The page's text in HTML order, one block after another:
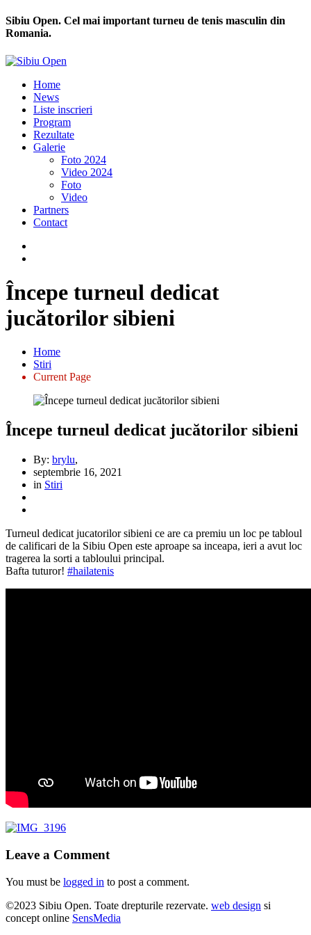
Sibiu Open. Cel mai important turneu de tenis masculin din
Romania.
Home
News
Liste inscrieri
Program
Rezultate
Galerie
Foto 2024
Video 2024
Foto
Video
Partners
Contact
Începe turneul dedicat
jucătorilor sibieni
Home
Stiri
Current Page
Începe turneul dedicat jucătorilor sibieni
By: brylu,
septembrie 16, 2021
in Stiri
Turneul dedicat jucatorilor sibieni ce are ca premiu un loc pe tabloul
de calificari de la Sibiu Open este aproape sa inceapa, ieri a avut loc
tragerea la sorti a tabloului principal.
Bafta tuturor! #hailatenis
Leave a Comment
You must be logged in to post a comment.
©2023 Sibiu Open. Toate drepturile rezervate. web design si
concept online SensMedia